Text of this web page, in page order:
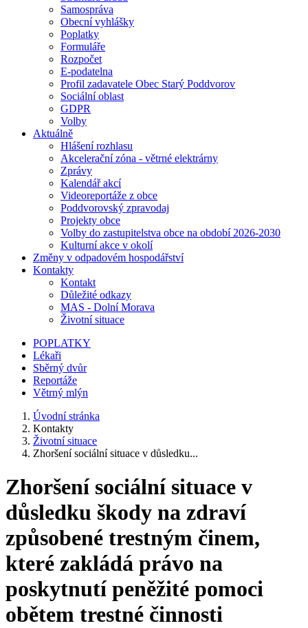
Samospráva
Obecní vyhlášky
Poplatky
Formuláře
Rozpočet
E-podatelna
Profil zadavatele Obec Starý Poddvorov
Sociální oblast
GDPR
Volby
Aktuálně
Hlášení rozhlasu
Akcelerační zóna - větrné elektrárny
Zprávy
Kalendář akcí
Videoreportáže z obce
Poddvorovský zpravodaj
Projekty obce
Volby do zastupitelstva obce na období 2026-2030
Kulturní akce v okolí
Změny v odpadovém hospodářství
Kontakty
Kontakt
Důležité odkazy
MAS - Dolní Morava
Životní situace
POPLATKY
Lékaři
Sběrný dvůr
Reportáže
Větrný mlýn
Úvodní stránka
Kontakty
Životní situace
Zhoršení sociální situace v důsledku...
Zhoršení sociální situace v
důsledku škody na zdraví
způsobené trestným činem,
které zakládá právo na
poskytnutí peněžité pomoci
obětem trestné činnosti